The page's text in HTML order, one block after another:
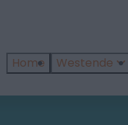
Home Westende